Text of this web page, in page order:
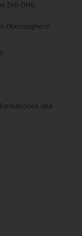
Zell OHG
Oberissigheim
und